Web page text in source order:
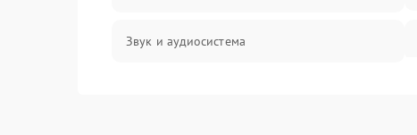
Звук и аудиосистема